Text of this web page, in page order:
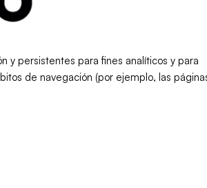
y persistentes para fines analíticos y para
de navegación (por ejemplo, las